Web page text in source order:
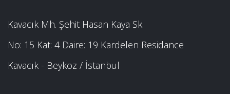
Kavacık Mh. Şehit Hasan Kaya Sk.
No: 15 Kat: 4 Daire: 19 Kardelen Residance
Kavacık - Beykoz / İstanbul